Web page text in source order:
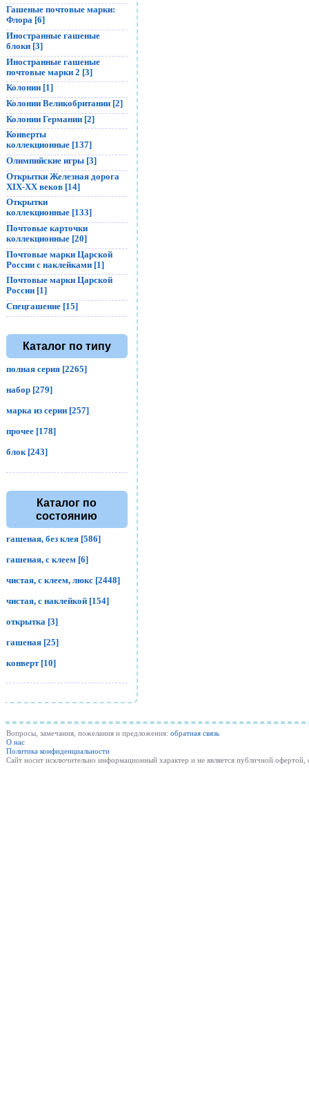
Гашеные почтовые марки:
Флора [6]
Иностранные гашеные
блоки [3]
Иностранные гашеные
почтовые марки 2 [3]
Колонии [1]
Колонии Великобритании [2]
Колонии Германии [2]
Конверты
коллекционные [137]
Олимпийские игры [3]
Открытки Железная дорога
XIX-XX веков [14]
Открытки
коллекционные [133]
Почтовые карточки
коллекционные [20]
Почтовые марки Царской
России с наклейками [1]
Почтовые марки Царской
России [1]
Спецгашение [15]
Каталог по типу
полная серия [2265]
набор [279]
марка из серии [257]
прочее [178]
блок [243]
Каталог по
состоянию
гашеная, без клея [586]
гашеная, с клеем [6]
чистая, с клеем, люкс [2448]
чистая, с наклейкой [154]
открытка [3]
гашеная [25]
конверт [10]
Вопросы, замечания, пожелания и предложения: обратная связь
О нас
Политика конфиденциальности
Cайт носит исключительно информационный характер и не является публичной